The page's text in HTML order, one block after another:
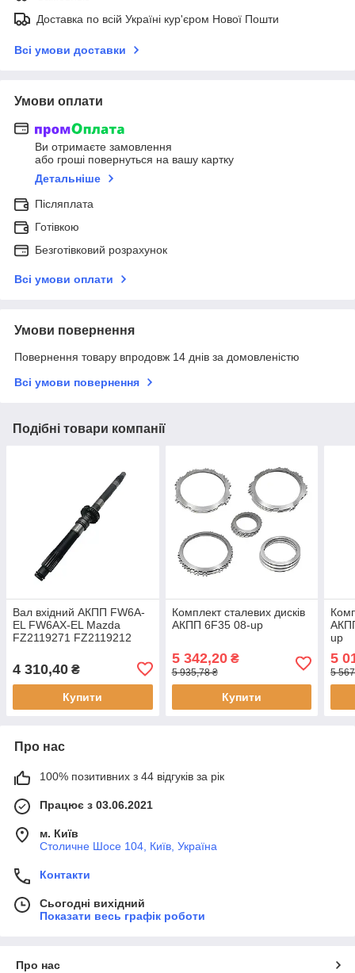
Доставка по всій Україні кур'єром Нової Пошти
Всі умови доставки
Умови оплати
Ви отримаєте замовлення
або гроші повернуться на вашу картку
Детальніше
Післяплата
Готівкою
Безготівковий розрахунок
Всі умови оплати
Умови повернення
Повернення товару впродовж 14 днів за домовленістю
Всі умови повернення
Подібні товари компанії
Вал вхідний АКПП FW6A-
EL FW6AX-EL Mazda
FZ2119271 FZ2119212
4 310,40 ₴
Купити
Комплект сталевих дисків
АКПП 6F35 08-up
5 342,20₴
5 935,78 ₴
Купити
up
5
5
Про нас
100% позитивних з 44 відгуків за рік
Працює з 03.06.2021
м. Київ
Столичне Шосе 104, Київ, Україна
Контакти
Сьогодні вихідний
Показати весь графік роботи
Про нас